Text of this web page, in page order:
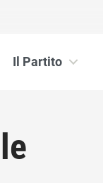
Il Partito